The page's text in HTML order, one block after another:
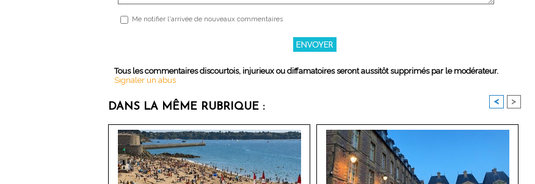
Me notifier l'arrivée de nouveaux commentaires
Tous les commentaires discourtois, injurieux ou diffamatoires seront aussitôt supprimés par le modérateur.
Signaler un abus
DANS LA MÊME RUBRIQUE : < >